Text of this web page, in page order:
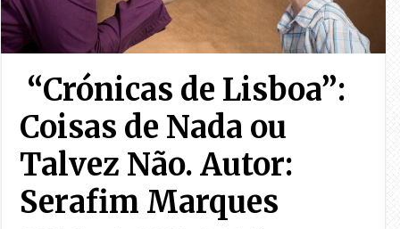
“Crónicas de Lisboa”:
Coisas de Nada ou
Talvez Não. Autor:
Serafim Marques